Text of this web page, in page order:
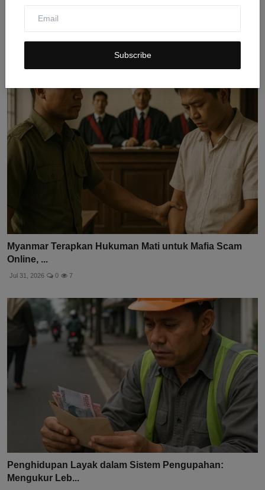
Subscribe
Profesi Adv...
Myanmar Terapkan Hukuman Mati untuk Mafia Scam
Online, ...
Jul 31, 2026 0 7
Penghidupan Layak dalam Sistem Pengupahan:
Mengukur Leb...